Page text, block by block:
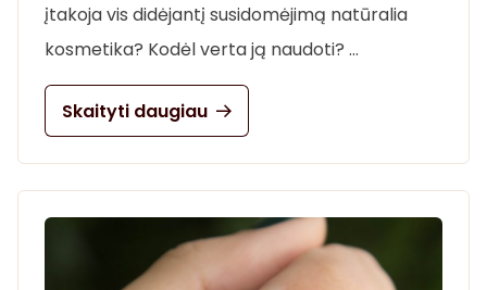
įtakoja vis didėjantį susidomėjimą natūralia
kosmetika? Kodėl verta ją naudoti? …
Skaityti daugiau